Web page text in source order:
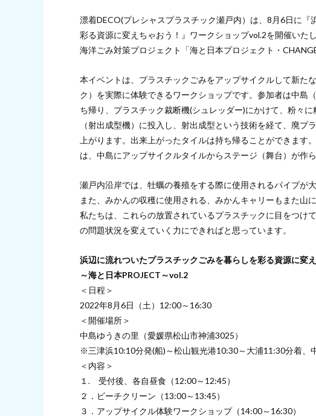
漂着DECO(プレシャスプラスチック瀬戸内）は、8月6日に
彩る資源に変えちゃおう！』ワークショップvol.2を開催いた
海洋ごみ対策プロジェクト「海と日本プロジェクト・
本イベントは、プラスチックごみをアップサイクルして新た
ク）を実際に体験できるワークショップです。参加者は中島
ち帰り、プラスチック裁断機(シュレッダー)にかけて、粉々
（射出成型機）に投入し、射出成型という技術を経て、廃
上がります。出来上がったタイルは持ち帰ることができます
は、中島にアップサイクルタイルからステージ（舞台）が作ら
瀬戸内沿岸では、牡蠣の養殖をする際に使用されるパイプが
また、みかんの収穫に使用される、みかんキャリーもまた山
私たちは、これらの放置されているプラスチックに目をつけ
の問題状況を変えていく力にできればと思っています。
浜辺に流れついたプラスチックごみを暮らしを彩る資源に変
～海と日本PROJECT～vol.2
＜日程＞
2022年8月6日（土）12:00～16:30
＜開催場所＞
中島ゆうきの里（愛媛県松山市神浦3025）
※三津浜10:10分発(船)～松山観光港10:30～大浦11:30分着、
＜内容＞
１. 受付後、各自昼食（12:00～12:45）
２．ビーチクリーン（13:00～13:45）
３．アップサイクル体験ワークショップ（14:00～16:30）